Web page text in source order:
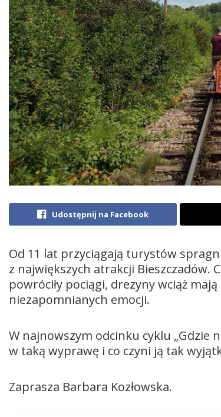
Udostępnij na Facebook
Od 11 lat przyciągają turystów
z największych atrakcji Bieszczadów.
powróciły pociągi, drezyny wciąż
niezapomnianych emocji.
W najnowszym odcinku cyklu „Gdzie
w taką wyprawę i co czyni ją tak
Zaprasza Barbara Kozłowska.